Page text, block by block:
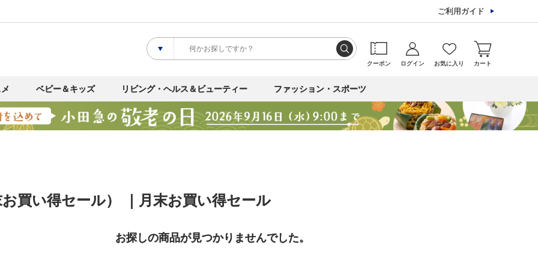
ご利用ガイド
クーポン ログイン お気に入り カート
ベビー＆キッズ リビング・ヘルス＆ビューティー ファッション・スポーツ
買い得セール） ｜月末お買い得セール
お探しの商品が見つかりませんでした。